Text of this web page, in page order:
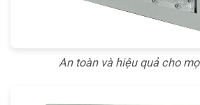
An toàn và hiệu quả cho